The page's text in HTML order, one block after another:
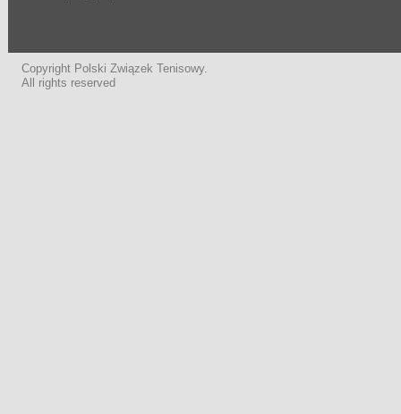
Copyright Polski Związek Tenisowy.
All rights reserved